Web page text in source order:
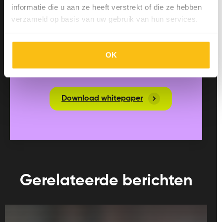
informatie die u aan ze heeft verstrekt of die ze hebben
verzameld op basis van uw gebruik van hun services.
OK
over hoe marketing en sales
Download whitepaper
Gerelateerde berichten